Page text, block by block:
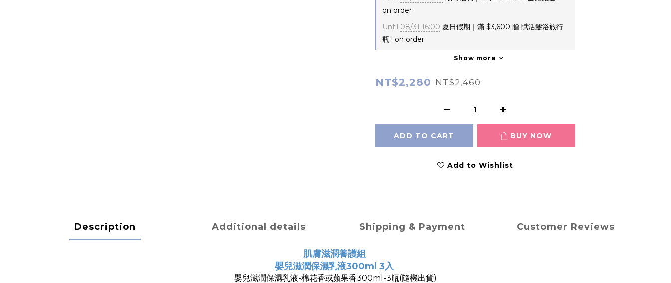
on order
Until 08/31 16:00 夏日假期｜滿 $3,600 贈 賦活髮浴旅行
瓶 ! on order
Show more
NT$2,280 NT$2,460
ADD TO CART BUY NOW
Add to Wishlist
Description Additional details Shipping & Payment Customer Reviews
肌膚滋潤養護組
嬰兒滋潤保濕乳液300ml 3入
嬰兒滋潤保濕乳液-棉花香或蘋果香300ml-3瓶(隨機出貨)